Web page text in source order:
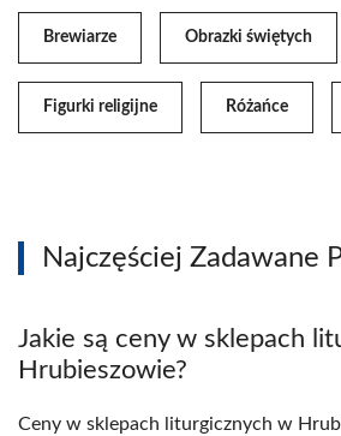
Brewiarze Obrazki świętych
Figurki religijne Różańce
Najczęściej Zadawane
Jakie są ceny w sklepach
Hrubieszowie?
Ceny w sklepach liturgicznych w